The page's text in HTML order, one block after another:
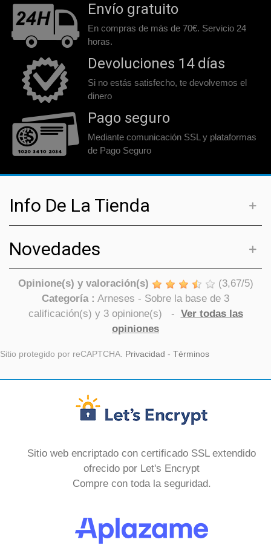
Envío gratuito
En compras de más de 70€. Servicio 24
horas.
Devoluciones 14 días
Si no estás satisfecho, te devolvemos el
dinero
Pago seguro
Mediante comunicación SSL y plataformas
de Pago Seguro
Info De La Tienda
Novedades
Opinione(s) y valoración(s) (3,67/5)
Categoría : Arneses - Sobre la base de 3
calificación(s) y 3opinione(s) - Ver todas las
opiniones
Sitio protegido por reCAPTCHA. Privacidad - Términos
Sitio web encriptado con certificado SSL extendido
ofrecido por Let's Encrypt
Compre con toda la seguridad.